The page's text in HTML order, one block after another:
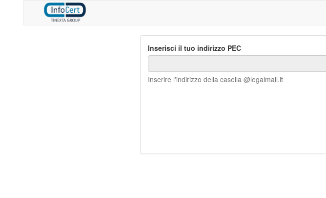
Inserisci il tuo indirizzo PEC
Inserire l'indirizzo della casella @legalmail.it